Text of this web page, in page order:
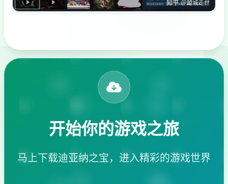
开始你的游戏之旅
马上下载迪亚纳之宝，进入精彩的游戏世界